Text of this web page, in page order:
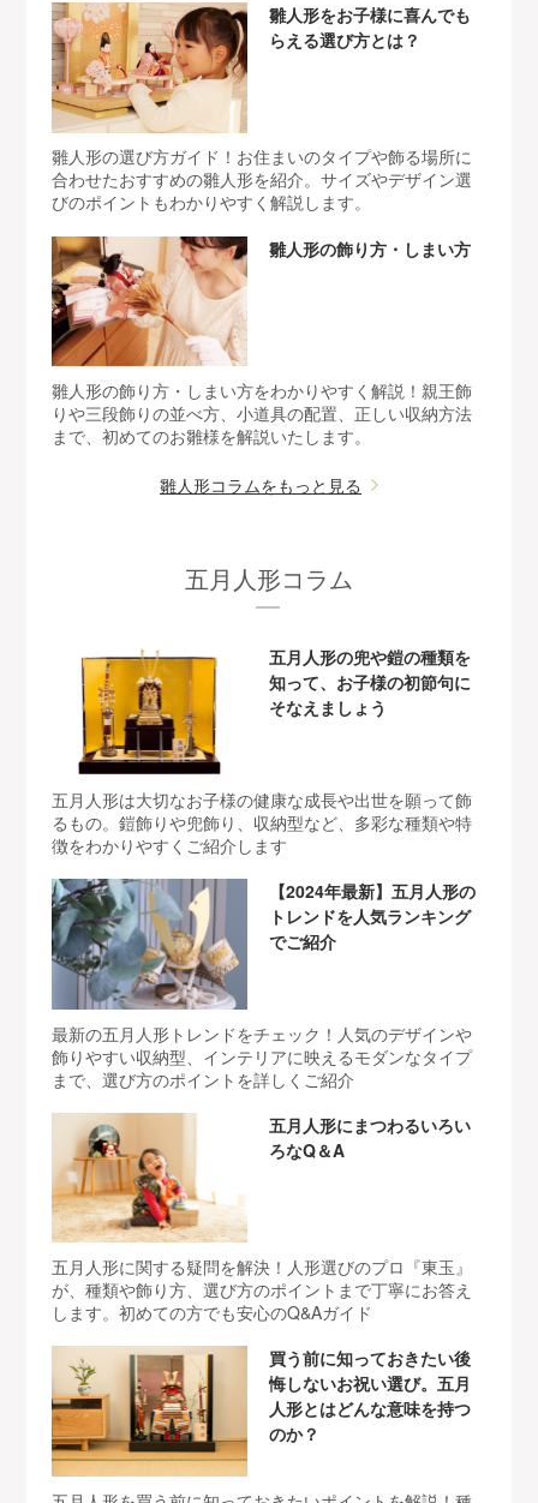
雛人形をお子様に喜んでも
らえる選び方とは？
雛人形の選び方ガイド！お住まいのタイプや飾る場所に
合わせたおすすめの雛人形を紹介。サイズやデザイン選
びのポイントもわかりやすく解説します。
雛人形の飾り方・しまい方
雛人形の飾り方・しまい方をわかりやすく解説！親王飾
りや三段飾りの並べ方、小道具の配置、正しい収納方法
まで、初めてのお雛様を解説いたします。
雛人形コラムをもっと見る
五月人形コラム
五月人形の兜や鎧の種類を
知って、お子様の初節句に
そなえましょう
五月人形は大切なお子様の健康な成長や出世を願って飾
るもの。鎧飾りや兜飾り、収納型など、多彩な種類や特
徴をわかりやすくご紹介します
【2024年最新】五月人形の
トレンドを人気ランキング
でご紹介
最新の五月人形トレンドをチェック！人気のデザインや
飾りやすい収納型、インテリアに映えるモダンなタイプ
まで、選び方のポイントを詳しくご紹介
五月人形にまつわるいろい
ろなQ＆A
五月人形に関する疑問を解決！人形選びのプロ『東玉』
が、種類や飾り方、選び方のポイントまで丁寧にお答え
します。初めての方でも安心のQ&Aガイド
買う前に知っておきたい後
悔しないお祝い選び。五月
人形とはどんな意味を持つ
のか？